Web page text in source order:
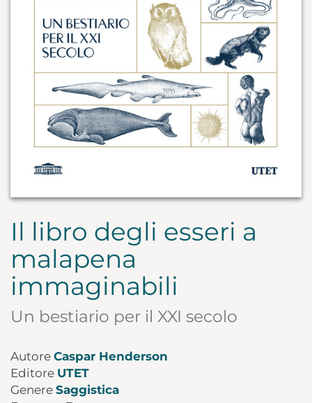
Il libro degli esseri a
malapena
immaginabili
Un bestiario per il XXI secolo
Autore Caspar Henderson
Editore UTET
Genere Saggistica